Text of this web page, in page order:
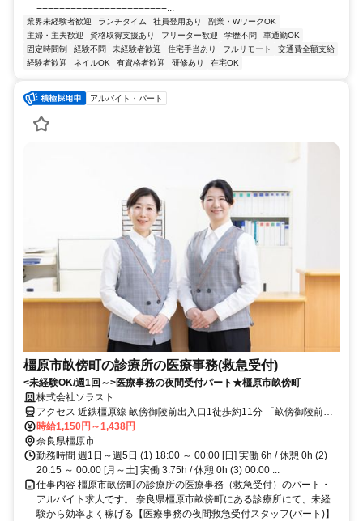
=======================...
業界未経験者歓迎 ランチタイム 社員登用あり
副業・WワークOK
主婦・主夫歓迎
資格取得支援あり フリーター歓迎 学歴不問
車通勤OK
固定時間制
経験不問 未経験者歓迎 住宅手当あり フルリモート
交通費全額支給
経験者歓迎
ネイルOK 有資格者歓迎 研修あり 在宅OK
アルバイト・パート
橿原市畝傍町の診療所の医療事務(救急受付)
<未経験OK/週1回～>医療事務の夜間受付パート★橿原市畝傍町
株式会社ソラスト
アクセス 近鉄橿原線 畝傍御陵前出入口1徒歩約11分 「畝傍御陵前
駅」徒歩1分／車通勤可
時給1,150円～1,438円
奈良県橿原市
勤務時間 週1日～週5日 (1) 18:00 ～ 00:00 [日] 実働 6h / 休憩 0h (2)
20:15 ～ 00:00 [月～土] 実働 3.75h / 休憩 0h (3) 00:00 ...
仕事内容 橿原市畝傍町の診療所の医療事務（救急受付）のパート・
アルバイト求人です。 奈良県橿原市畝傍町にある診療所にて、未経
験から効率よく稼げる【医療事務の夜間救急受付スタッフ(パート)】